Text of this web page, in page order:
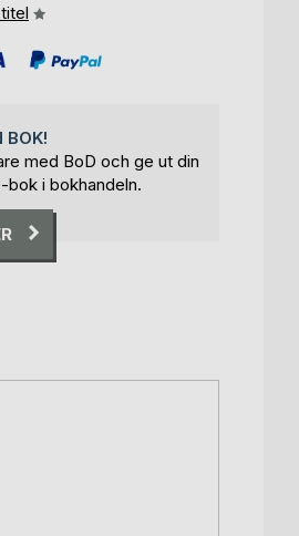
BOK!
med BoD och ge ut din
bok i bokhandeln.